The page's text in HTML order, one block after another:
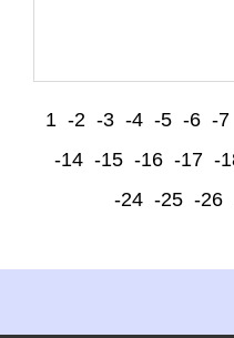
1 -2 -3 -4 -5 -6 -7
-14 -15 -16 -17 -
-24 -25 -26